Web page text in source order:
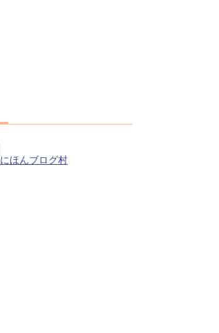
にほんブログ村